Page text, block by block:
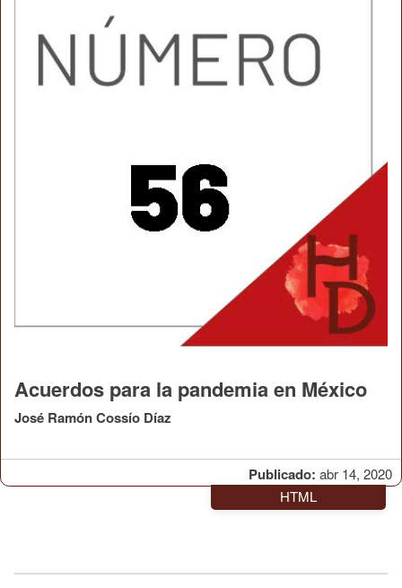
Publicado: abr 14, 2020
Acuerdos para la pandemia en México
José Ramón Cossío Díaz
HTML